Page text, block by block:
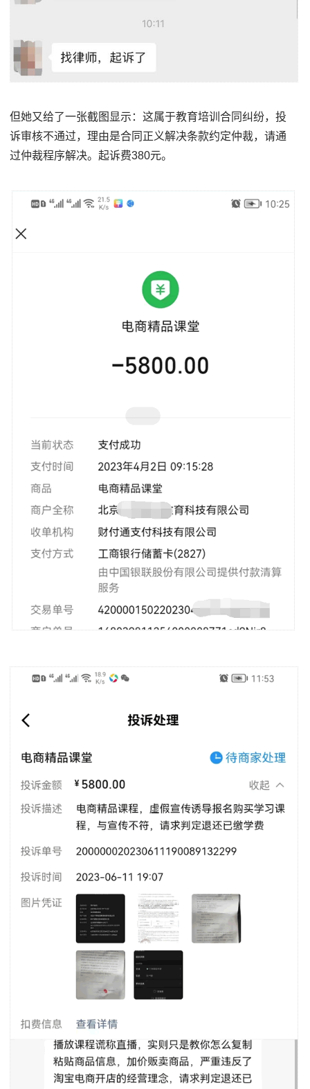
但她又给了一张截图显示：这属于教育培训合同纠纷，投
诉审核不通过，理由是合同正义解决条款约定仲裁，请通
过仲裁程序解决。起诉费380元。